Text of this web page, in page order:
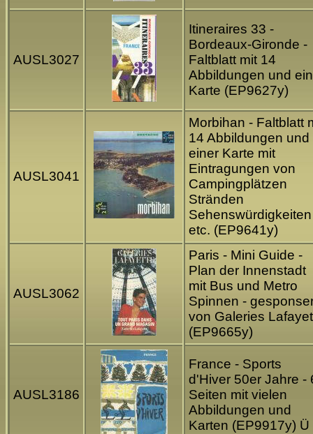
AUSL3027
Itineraires 33 -
Bordeaux-Gironde -
Faltblatt mit 14
Abbildungen und
Karte (EP9627y)
AUSL3041
Morbihan - Faltblatt
14 Abbildungen und
einer Karte mit
Eintragungen von
Campingplätzen
Stränden
Sehenswürdigkeiten
etc. (EP9641y)
AUSL3062
Paris - Mini Guide -
Plan der Innenstadt
mit Bus und Metro
Spinnen -
von Galeries
(EP9665y)
AUSL3186
France - Sports
d'Hiver 50er Jahre -
Seiten mit vielen
Abbildungen und
Karten (EP9917y) Ü